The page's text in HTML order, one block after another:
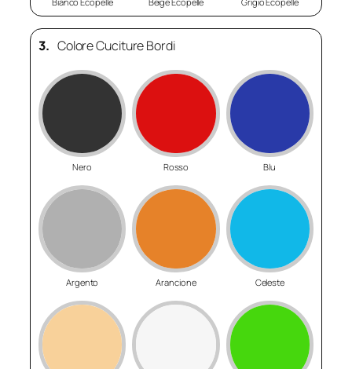
3. Colore Cuciture Bordi
Nero Rosso Blu
Argento Arancione Celeste